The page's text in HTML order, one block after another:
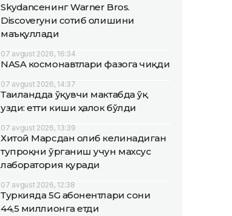
Skydanceнинг Warner Bros.
Discoveryни сотиб олишини
маъқуллади
07 avgust 2026, 16:34
NASA космонавтлари фазога чиқди
07 avgust 2026, 14:37
Таиландда ўқувчи мактабда ўқ
узди: етти киши ҳалок бўлди
07 avgust 2026, 13:39
Хитой Марсдан олиб келинадиган
тупроқни ўрганиш учун махсус
лаборатория қуради
07 avgust 2026, 12:38
Туркияда 5G абонентлари сони
44,5 миллионга етди